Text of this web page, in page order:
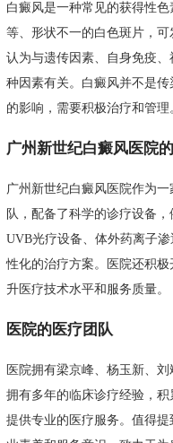
白癜风是一种常见的获得性
等、形状不一的白色斑片，
认为与遗传因素、自身免疫
种因素有关。白癜风并不是
的影响，需要积极治疗和管理
广州新世纪白癜风医院
广州新世纪白癜风医院作为
队，配备了科学的诊疗设备
UVB光疗设备、体外药离子
性化的治疗方案。医院还积
升医疗技术水平和服务质量。
医院的医疗团队
医院拥有梁京峰、杨玉新、
拥有多年的临床诊疗经验，
提供专业的医疗服务。值得